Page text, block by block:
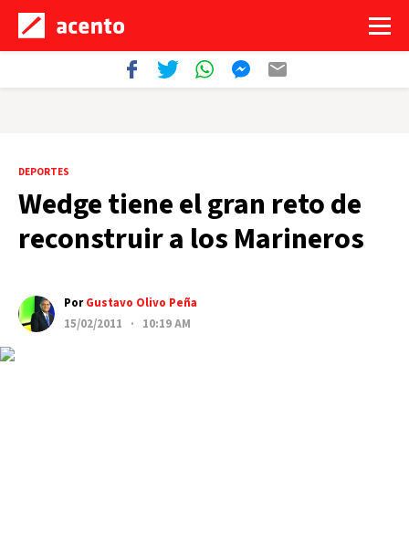
DEPORTES
Wedge tiene el gran reto de
reconstruir a los Marineros
PorGustavo Olivo Peña
15/02/2011 · 10:19 AM